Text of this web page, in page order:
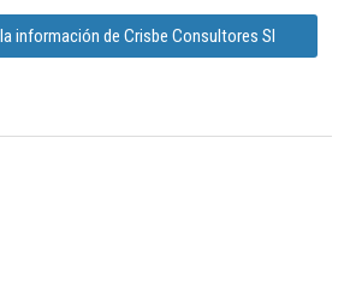
información de Crisbe Consultores Sl